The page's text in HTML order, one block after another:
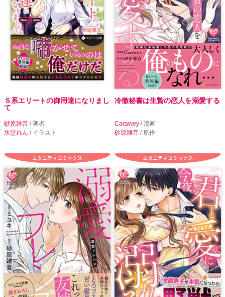
Ｓ系エリートの御用達になりまし
て
砂原雑音 / 著者
氷堂れん / イラスト
冷徹秘書は生贄の恋人を溺愛する
Carawey / 漫画
砂原雑音 / 原作
エタニティコミックス エタニティコミックス